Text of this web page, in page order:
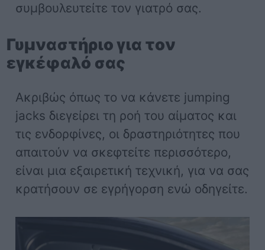
συμβουλευτείτε τον γιατρό σας.
Γυμναστήριο για τον
εγκέφαλό σας
Ακριβώς όπως το να κάνετε jumping
jacks διεγείρει τη ροή του αίματος και
τις ενδορφίνες, οι δραστηριότητες που
απαιτούν να σκεφτείτε περισσότερο,
είναι μια εξαιρετική τεχνική, για να σας
κρατήσουν σε εγρήγορση ενώ οδηγείτε.